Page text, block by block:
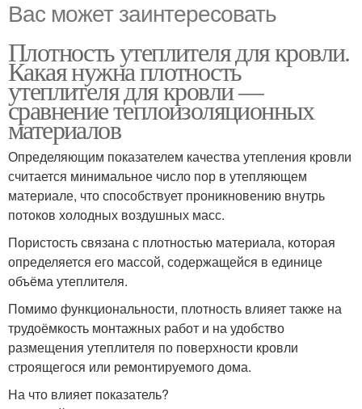
Вас может заинтересовать
Плотность утеплителя для кровли.
Какая нужна плотность
утеплителя для кровли —
сравнение теплоизоляционных
материалов
Определяющим показателем качества утепления кровли
считается минимальное число пор в утепляющем
материале, что способствует проникновению внутрь
потоков холодных воздушных масс.
Пористость связана с плотностью материала, которая
определяется его массой, содержащейся в единице
объёма утеплителя.
Помимо функциональности, плотность влияет также на
трудоёмкость монтажных работ и на удобство
размещения утеплителя по поверхности кровли
строящегося или ремонтируемого дома.
На что влияет показатель?